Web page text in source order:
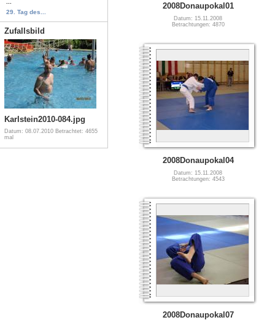
29. Tag des...
Zufallsbild
Karlstein2010-084.jpg
Datum: 08.07.2010 Betrachtet: 4655
mal
2008Donaupokal01
Datum: 15.11.2008
Betrachtungen: 4870
2008Donaupokal04
Datum: 15.11.2008
Betrachtungen: 4543
2008Donaupokal07